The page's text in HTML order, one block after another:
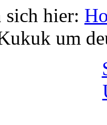
sich hier:
um